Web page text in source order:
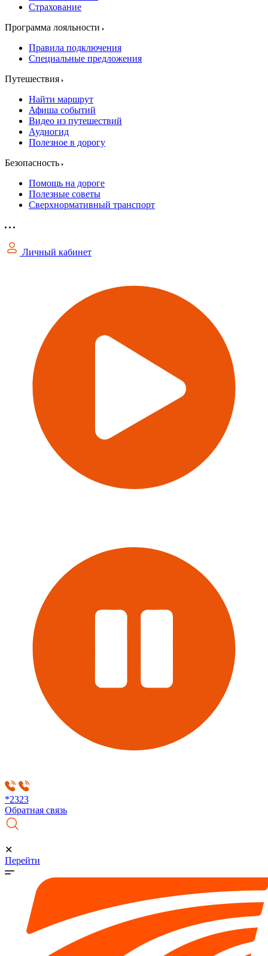
Страхование
Программа лояльности
Правила подключения
Специальные предложения
Путешествия
Найти маршрут
Афиша событий
Видео из путешествий
Аудиогид
Полезное в дорогу
Безопасность
Помощь на дороге
Полезные советы
Сверхнормативный транспорт
Личный кабинет
*2323
Обратная связь
✕
Перейти